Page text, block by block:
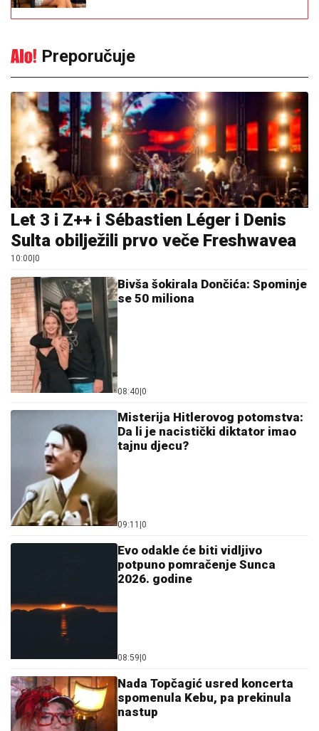
Preporučuje
Let 3 i Z++ i Sébastien Léger i Denis
Sulta obilježili prvo veče Freshwavea
10:00 0
Bivša šokirala Dončića: Spominje
se 50 miliona
08:40 0
Misterija Hitlerovog potomstva:
Da li je nacistički diktator imao
tajnu djecu?
09:11 0
Evo odakle će biti vidljivo
potpuno pomračenje Sunca
2026. godine
08:59 0
Nada Topčagić usred koncerta
spomenula Kebu, pa prekinula
nastup